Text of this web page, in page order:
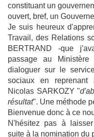
constituant un
ouvert, bref, un
Je suis heureux
Travail, des Relations
BERTRAND -que
passage au
dialoguer sur le
sociaux en
Nicolas SARKOZY "
résultat". Une méthode
Bienvenue donc à ce
N'hésitez pas à
suite à la nomination du